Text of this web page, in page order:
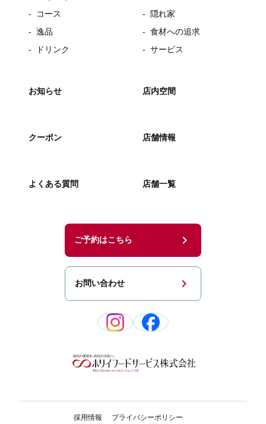
コース
逸品
ドリンク
隠れ家
食材への追求
サービス
お知らせ 店内空間
クーポン 店舗情報
よくある質問 店舗一覧
ご予約はこちら chevron_right
お問い合わせ chevron_right
採用情報 プライバシーポリシー